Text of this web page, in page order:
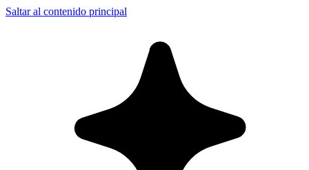
Saltar al contenido principal